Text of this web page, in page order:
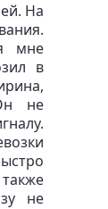
На
мне
в
не
не